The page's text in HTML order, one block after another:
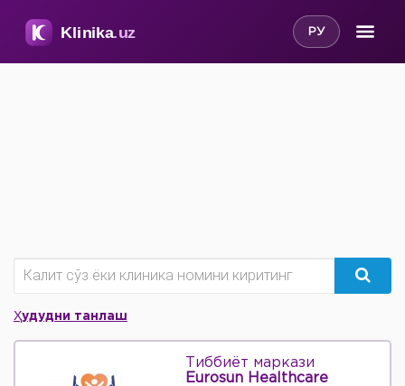
РУ
Ҳудудни танлаш
Тиббиёт маркази
Eurosun Healthcare